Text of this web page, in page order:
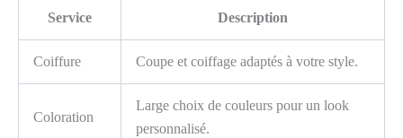
Service Description
Coiffure Coupe et coiffage adaptés à votre style.
Coloration
Large choix de couleurs pour un look
personnalisé.